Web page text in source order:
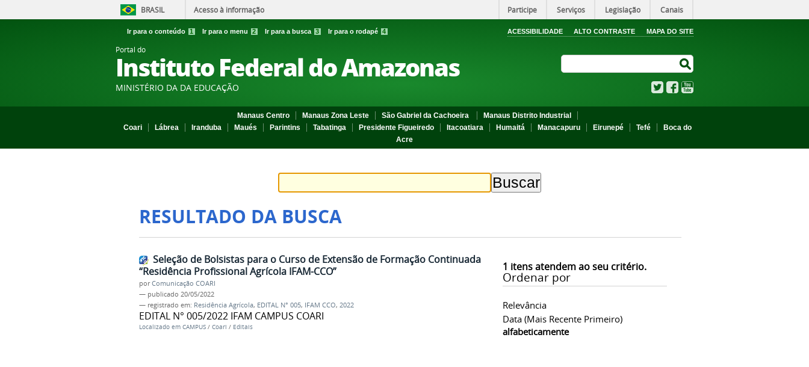
BRASIL Acesso à informação Participe Serviços Legislação Canais
Ir para o conteúdo 1 Ir para o menu 2 Ir para a busca 3 Ir para o rodapé 4 ACESSIBILIDADE ALTO CONTRASTE MAPA DO SITE
Portal do
Instituto Federal do Amazonas
MINISTÉRIO DA DA EDUCAÇÃO TwitterFacebook
Manaus Centro Manaus Zona Leste São Gabriel da Cachoeira
Manaus Distrito Industrial
Coari
Lábrea Iranduba Maués Parintins Tabatinga Presidente Figueiredo Itacoatiara Humaitá Manacapuru Eirunepé Tefé
Boca do
Acre
RESULTADO DA BUSCA
1 itens atendem ao seu critério.
Ordenar por
Relevância
Data (mais Recente Primeiro)
alfabeticamente
Seleção de Bolsistas para o Curso de Extensão de Formação Continuada
“Residência Profissional Agrícola IFAM-CCO”
porComunicação COARI
— publicado 20/05/2022
— registrado em: Residência Agrícola, EDITAL N° 005, IFAM CCO, 2022
EDITAL N° 005/2022 IFAM CAMPUS COARI
Localizado em CAMPUS / Coari / Editais